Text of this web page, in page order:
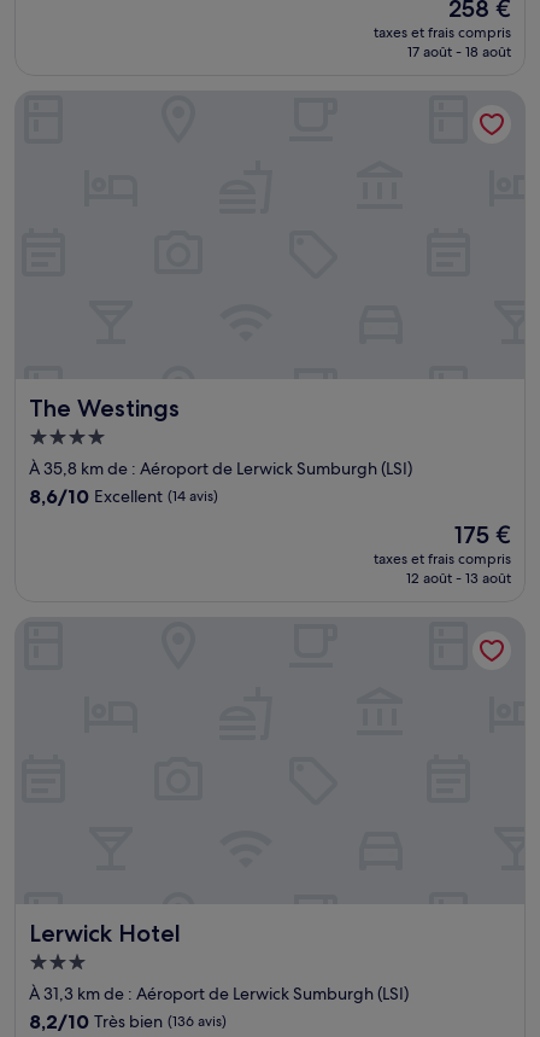
nouveau
prix
de
258 €
258 €
taxes et frais compris
17 août - 18 août
The Westings
The Westings
Hébergement
4.0 étoiles
À 35,8 km de : Aéroport de Lerwick Sumburgh (LSI)
8.6
8,6/10 Excellent (14 avis)
Le
nouveau
prix
175 €
175 €
taxes et frais compris
12 août - 13 août
Lerwick Hotel
Lerwick Hotel
Hébergement
3.0 étoiles
À 31,3 km de : Aéroport de Lerwick Sumburgh (LSI)
8.2
8,2/10 Très bien (136 avis)
Lerwick Hotel